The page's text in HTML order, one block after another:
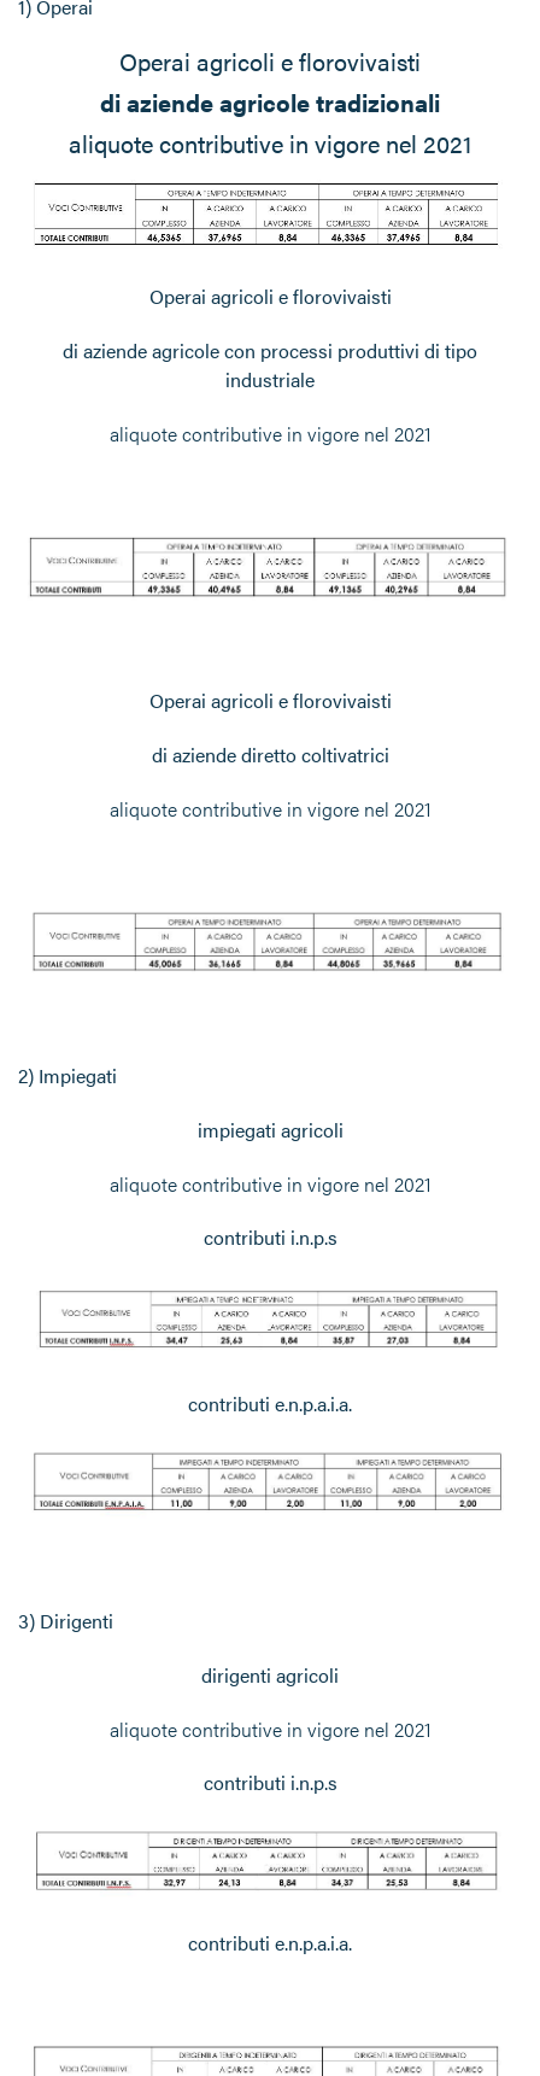
1) Operai
Operai agricoli e florovivaisti
di aziende agricole tradizionali
aliquote contributive in vigore nel 2021
Operai agricoli e florovivaisti
di aziende agricole con processi produttivi di tipo
industriale
aliquote contributive in vigore nel 2021
Operai agricoli e florovivaisti
di aziende diretto coltivatrici
aliquote contributive in vigore nel 2021
2) Impiegati
impiegati agricoli
aliquote contributive in vigore nel 2021
contributi i.n.p.s
contributi e.n.p.a.i.a.
3) Dirigenti
dirigenti agricoli
aliquote contributive in vigore nel 2021
contributi i.n.p.s
contributi e.n.p.a.i.a.